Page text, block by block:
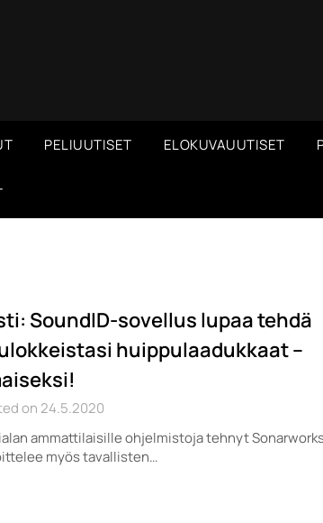
PELIUUTISET ELOKUVAUUTISET
SoundID-sovellus lupaa tehdä
huippulaadukkaat –
on 24.5.2020
ammattilaisille ohjelmistoja tehnyt
myös tavallisten…